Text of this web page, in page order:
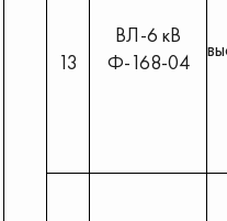
13
ВЛ-6 кВ
Ф-168-04